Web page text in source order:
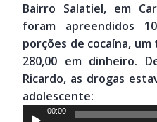
Bairro Salatiel, em
foram apreendidos
porções de cocaína,
280,00 em dinheiro.
Ricardo, as drogas
adolescente:
Tocador
00:00